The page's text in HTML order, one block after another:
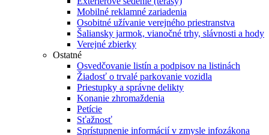
Mobilné reklamné zariadenia
Osobitné užívanie verejného priestranstva
Šaliansky jarmok, vianočné trhy, slávnosti a hody
Verejné zbierky
Ostatné
Osvedčovanie listín a podpisov na listinách
Žiadosť o trvalé parkovanie vozidla
Priestupky a správne delikty
Konanie zhromaždenia
Petície
Sťažnosť
Sprístupnenie informácií v zmysle infozákona